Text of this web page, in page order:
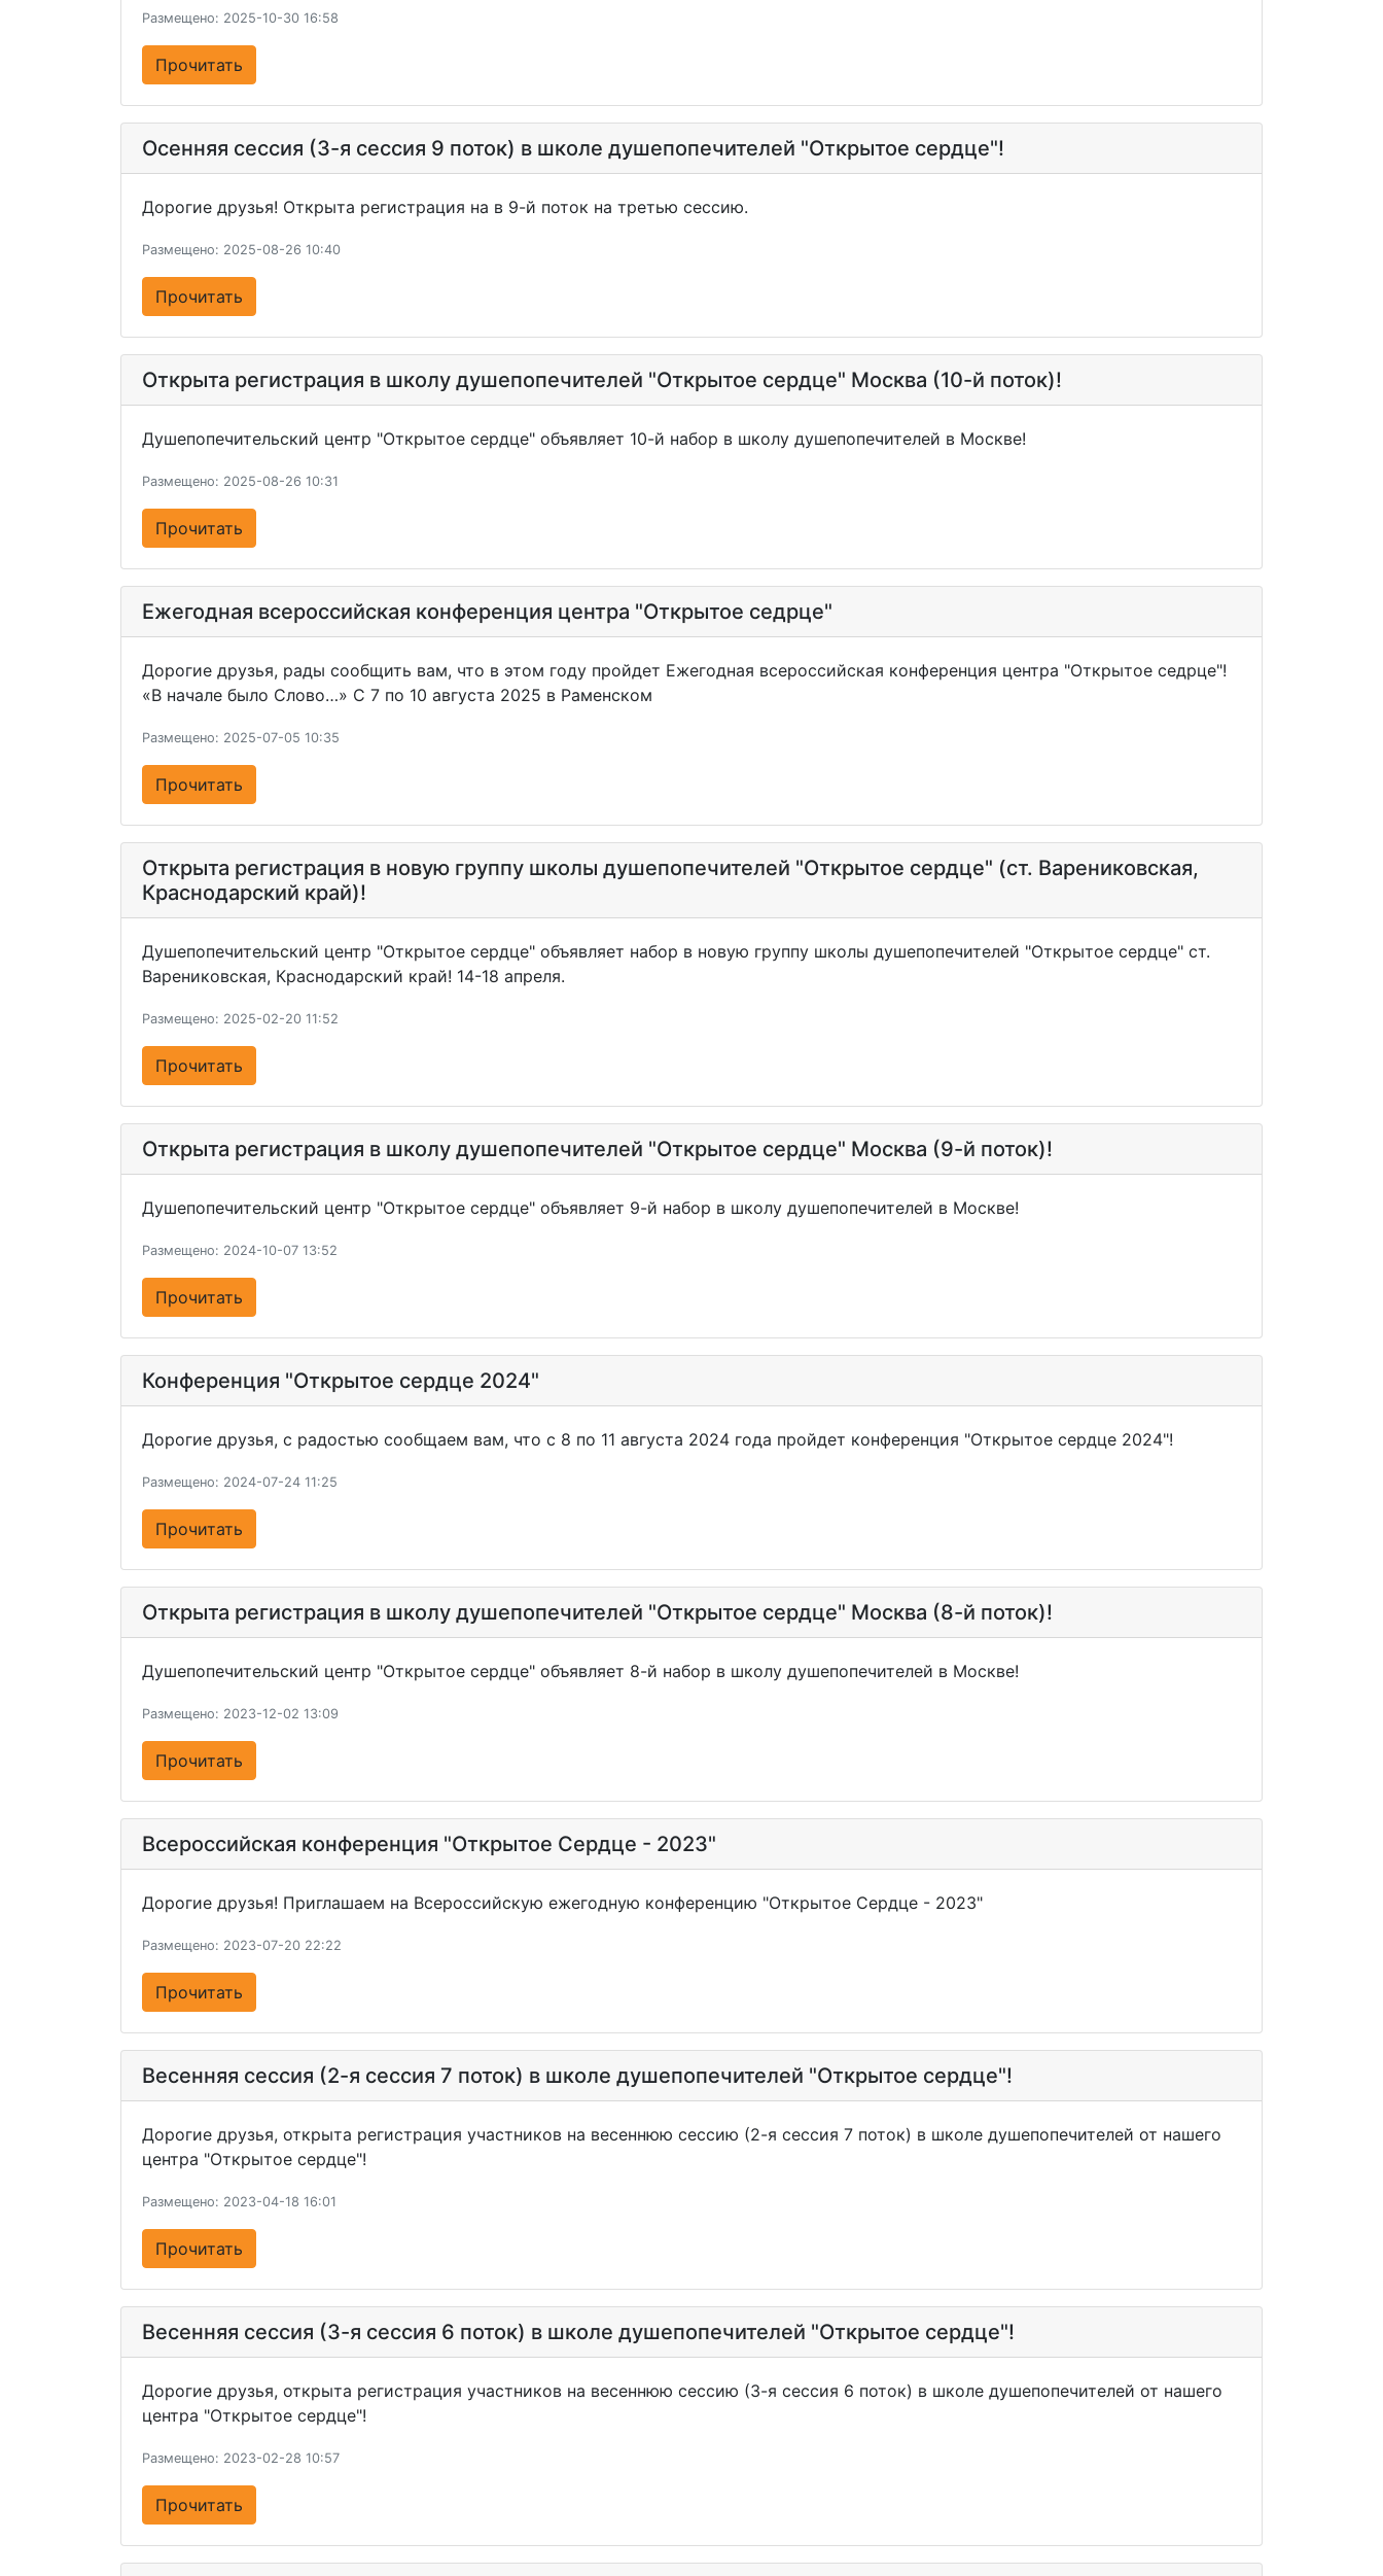
Размещено: 2025-10-30 16:58
Прочитать
Осенняя сессия (3-я сессия 9 поток) в школе душепопечителей "Открытое сердце"!
Дорогие друзья! Открыта регистрация на в 9-й поток на третью сессию.
Размещено: 2025-08-26 10:40
Прочитать
Открыта регистрация в школу душепопечителей "Открытое сердце" Москва (10-й поток)!
Душепопечительский центр "Открытое сердце" объявляет 10-й набор в школу душепопечителей в Москве!
Размещено: 2025-08-26 10:31
Прочитать
Ежегодная всероссийская конференция центра "Открытое седрце"
Дорогие друзья, рады сообщить вам, что в этом году пройдет Ежегодная всероссийская конференция центра "Открытое седрце"!
«В начале было Слово…» С 7 по 10 августа 2025 в Раменском
Размещено: 2025-07-05 10:35
Прочитать
Открыта регистрация в новую группу школы душепопечителей "Открытое сердце" (ст. Варениковская,
Краснодарский край)!
Душепопечительский центр "Открытое сердце" объявляет набор в новую группу школы душепопечителей "Открытое сердце" ст.
Варениковская, Краснодарский край! 14-18 апреля.
Размещено: 2025-02-20 11:52
Прочитать
Открыта регистрация в школу душепопечителей "Открытое сердце" Москва (9-й поток)!
Душепопечительский центр "Открытое сердце" объявляет 9-й набор в школу душепопечителей в Москве!
Размещено: 2024-10-07 13:52
Прочитать
Конференция "Открытое сердце 2024"
Дорогие друзья, с радостью сообщаем вам, что с 8 по 11 августа 2024 года пройдет конференция "Открытое сердце 2024"!
Размещено: 2024-07-24 11:25
Прочитать
Открыта регистрация в школу душепопечителей "Открытое сердце" Москва (8-й поток)!
Душепопечительский центр "Открытое сердце" объявляет 8-й набор в школу душепопечителей в Москве!
Размещено: 2023-12-02 13:09
Прочитать
Всероссийская конференция "Открытое Сердце - 2023"
Дорогие друзья! Приглашаем на Всероссийскую ежегодную конференцию "Открытое Сердце - 2023"
Размещено: 2023-07-20 22:22
Прочитать
Весенняя сессия (2-я сессия 7 поток) в школе душепопечителей "Открытое сердце"!
Дорогие друзья, открыта регистрация участников на весеннюю сессию (2-я сессия 7 поток) в школе душепопечителей от нашего
центра "Открытое сердце"!
Размещено: 2023-04-18 16:01
Прочитать
Весенняя сессия (3-я сессия 6 поток) в школе душепопечителей "Открытое сердце"!
Дорогие друзья, открыта регистрация участников на весеннюю сессию (3-я сессия 6 поток) в школе душепопечителей от нашего
центра "Открытое сердце"!
Размещено: 2023-02-28 10:57
Прочитать